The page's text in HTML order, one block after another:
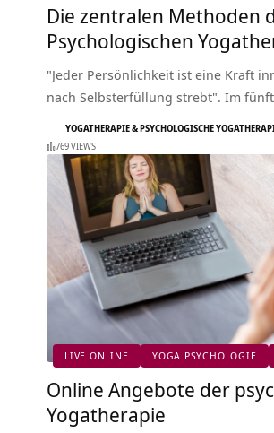
Die zentralen Methoden
Psychologischen
"Jeder Persönlichkeit ist eine Kraft
nach Selbsterfüllung strebt". Im
YOGATHERAPIE & PSYCHOLOGISCHE
769 VIEWS
LIVE ONLINE YOGA PSYCHOLOGIE
Online Angebote der
Yogatherapie